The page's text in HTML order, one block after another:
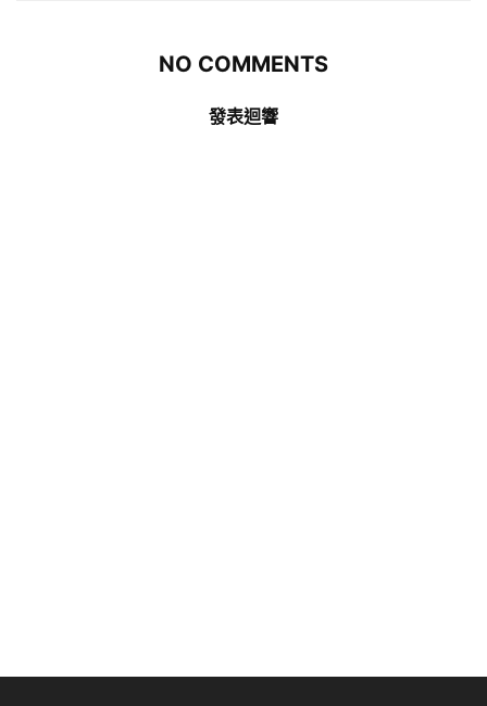
NO COMMENTS
發表迴響